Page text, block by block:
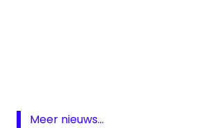
Meer nieuws...